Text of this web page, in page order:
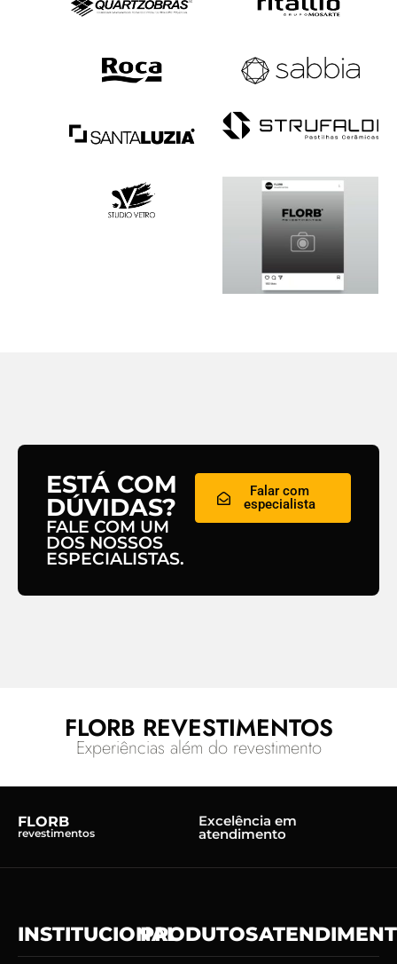
ESTÁ COM
DÚVIDAS?
FALE COM UM
DOS NOSSOS
ESPECIALISTAS.
Falar com
especialista
FLORB REVESTIMENTOS
Experiências além do revestimento
FLORB
revestimentos
Excelência em
atendimento
INSTITUCIONALPRODUTOS